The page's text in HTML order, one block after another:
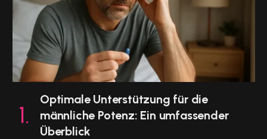
Optimale Unterstützung für die
männliche Potenz: Ein umfassender
Überblick